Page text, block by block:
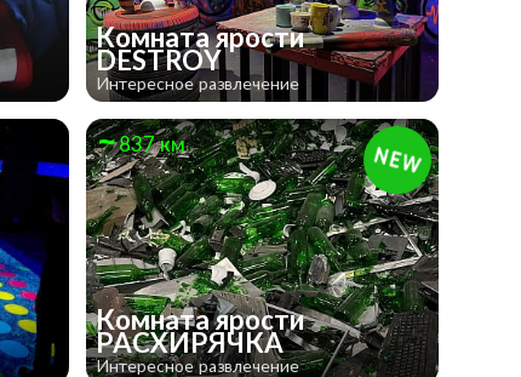
Комната ярости
DESTROY
Интересное развлечение
837 км
Комната ярости
РАСХИРЯЧКА
Интересное развлечение